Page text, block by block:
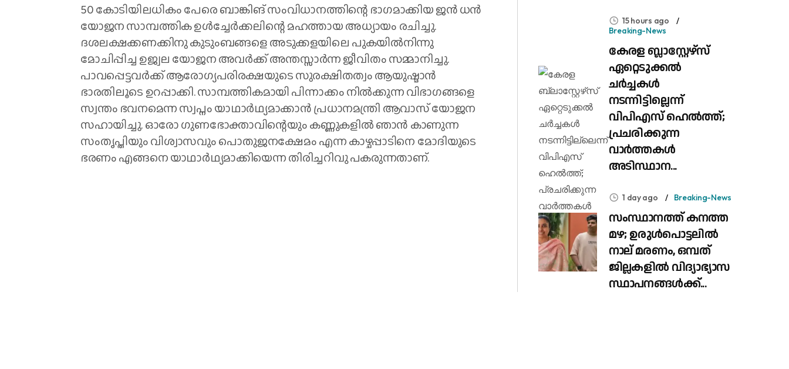
50 കോടിയിലധികം പേരെ ബാങ്കിങ് സംവിധാനത്തിന്റെ ഭാഗമാക്കിയ ജൻ ധൻ
യോജന സാമ്പത്തിക ഉൾച്ചേർക്കലിന്റെ മഹത്തായ അധ്യായം രചിച്ചു.
ദശലക്ഷക്കണക്കിനു കുടുംബങ്ങളെ അടുക്കളയിലെ പുകയിൽനിന്നു
മോചിപ്പിച്ച ഉജ്വല യോജന അവർക്ക് അന്തസ്സാർന്ന ജീവിതം സമ്മാനിച്ചു.
പാവപ്പെട്ടവർക്ക് ആരോഗ്യപരിരക്ഷയുടെ സുരക്ഷിതത്വം ആയുഷ്മാൻ
ഭാരതിലൂടെ ഉറപ്പാക്കി. സാമ്പത്തികമായി പിന്നാക്കം നിൽക്കുന്ന വിഭാഗങ്ങളെ
സ്വന്തം ഭവനമെന്ന സ്വപ്നം യാഥാർഥ്യമാക്കാൻ പ്രധാനമന്ത്രി ആവാസ് യോജന
സഹായിച്ചു. ഓരോ ഗുണഭോക്താവിന്റെയും കണ്ണുകളിൽ ഞാൻ കാണുന്ന
സംതൃപ്തിയും വിശ്വാസവും പൊതുജനക്ഷേമം എന്ന കാഴ്ചപ്പാടിനെ മോദിയുടെ
ഭരണം എങ്ങനെ യാഥാർഥ്യമാക്കിയെന്ന തിരിച്ചറിവു പകരുന്നതാണ്.
15 hours ago
Breaking-News
കേരള ബ്ലാസ്റ്റേഴ്‌സ്
ഏറ്റെടുക്കൽ
ചർച്ചകൾ
നടന്നിട്ടില്ലെന്ന്
വിപിഎസ് ഹെൽത്ത്;
പ്രചരിക്കുന്ന
വാർത്തകൾ
അടിസ്ഥാന...
1 day ago Breaking-News
സംസ്ഥാനത്ത് കനത്ത
മഴ; ഉരുൾപൊട്ടലിൽ
നാല് മരണം, ഒമ്പത്
ജില്ലകളിൽ വിദ്യാഭ്യാസ
സ്ഥാപനങ്ങൾക്ക്...